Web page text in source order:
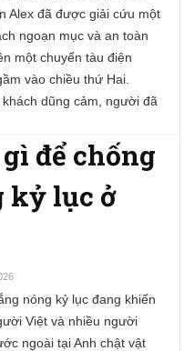
Alex đã được giải cứu một
ngoạn mục và an toàn
một chuyến tàu điện
vào chiều thứ Hai.
dũng cảm, người đã
để chống
kỷ lục ở
nóng kỷ lục đang khiến
Việt và nhiều người
ngoài tại Anh chật vật